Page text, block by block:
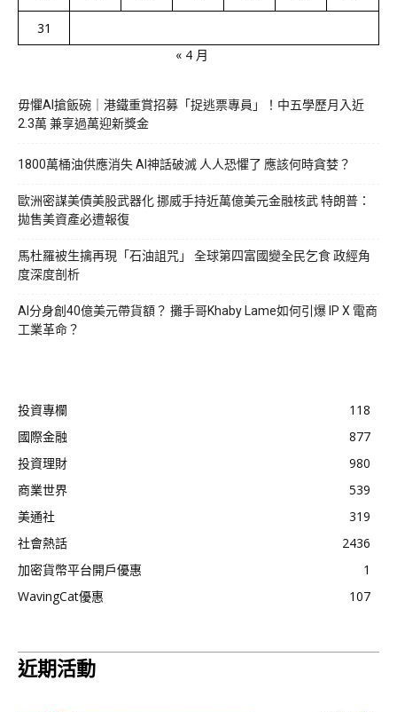
31
« 4 月
毋懼AI搶飯碗｜港鐵重賞招募「捉逃票專員」！中五學歷月入近
2.3萬 兼享過萬迎新獎金
1800萬桶油供應消失 AI神話破滅 人人恐懼了 應該何時貪婪？
歐洲密謀美債美股武器化 挪威手持近萬億美元金融核武 特朗普：
拋售美資產必遭報復
馬杜羅被生擒再現「石油詛咒」 全球第四富國變全民乞食 政經角
度深度剖析
AI分身創40億美元帶貨額？ 攤手哥Khaby Lame如何引爆 IP X 電商
工業革命？
投資專欄
118
國際金融
877
投資理財
980
商業世界
539
美通社
319
社會熱話
2436
加密貨幣平台開戶優惠
1
WavingCat優惠
107
近期活動